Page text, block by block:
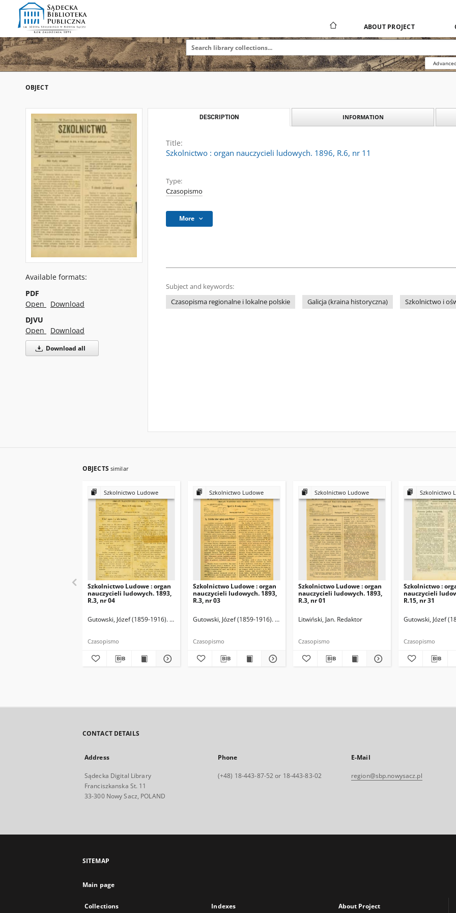
ABOUT PROJECT
OBJECT
Available formats:
PDF
Open
Download
DJVU
Open
Download
Download all
DESCRIPTION INFORMATION
Title:
Szkolnictwo : organ nauczycieli ludowych. 1896, R.6, nr 11
Type:
Czasopismo
More
Subject and keywords:
Czasopisma regionalne i lokalne polskie
Galicja (kraina historyczna) Szkolnictwo i
OBJECTS similar
Szkolnictwo Ludowe
Szkolnictwo Ludowe : organ
nauczycieli ludowych. 1893,
R.3, nr 04
Gutowski, Józef (1859-1916). Redaktor
Czasopismo
Szkolnictwo Ludowe
Szkolnictwo Ludowe : organ
nauczycieli ludowych. 1893,
R.3, nr 03
Gutowski, Józef (1859-1916). Redaktor
Czasopismo
Szkolnictwo Ludowe
Szkolnictwo Ludowe : organ
nauczycieli ludowych. 1893,
R.3, nr 01
Litwiński, Jan. Redaktor
Czasopismo
Szkolnictwo
Szkolnictwo :
nauczycieli
R.15, nr 31
Gutowski, Józef
Czasopismo
CONTACT DETAILS
Address
Sądecka Digital Library
Franciszkanska St. 11
33-300 Nowy Sacz, POLAND
Phone
(+48) 18-443-87-52 or 18-443-83-02
E-Mail
region@sbp.nowysacz.pl
SITEMAP
Main page
Collections Indexes About Project